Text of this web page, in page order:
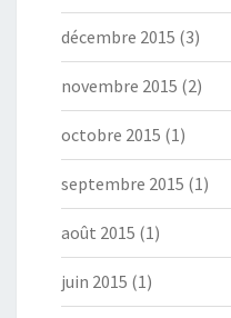
décembre 2015 (3)
novembre 2015 (2)
octobre 2015 (1)
septembre 2015 (1)
août 2015 (1)
juin 2015 (1)